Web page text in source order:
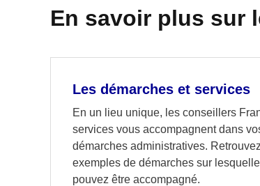
En savoir plus sur
Les démarches et services
En un lieu unique, les conseillers
services vous accompagnent dans
démarches administratives.
exemples de démarches sur
pouvez être accompagné.